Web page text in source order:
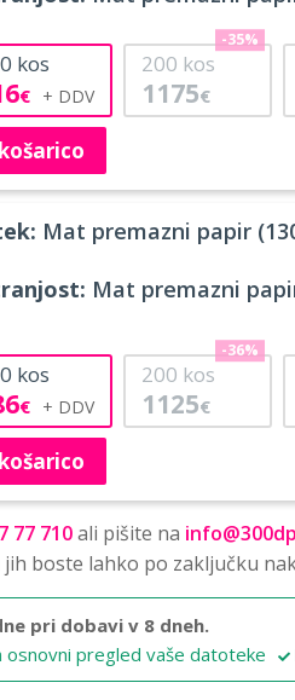
kos
€
200 kos
1175€
-35%
Mat premazni papir
Mat premazni
kos
€
200 kos
1125€
-36%
77 710ali pišite na
boste lahko po zaključku
pri dobavi v 8 dneh.
osnovni pregled vaše datoteke